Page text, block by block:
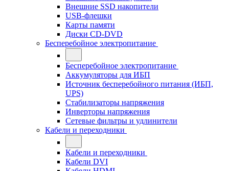
Внешние SSD накопители
USB-флешки
Карты памяти
Диски CD-DVD
Бесперебойное электропитание
Бесперебойное электропитание
Аккумуляторы для ИБП
Источник бесперебойного питания (ИБП,
UPS)
Стабилизаторы напряжения
Инверторы напряжения
Сетевые фильтры и удлинители
Кабели и переходники
Кабели и переходники
Кабели DVI